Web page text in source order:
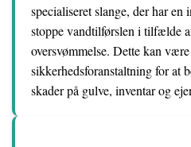
specialiseret slange, der har
stoppe vandtilførslen i tilfælde
oversvømmelse. Dette kan
sikkerhedsforanstaltning for at
skader på gulve, inventar og